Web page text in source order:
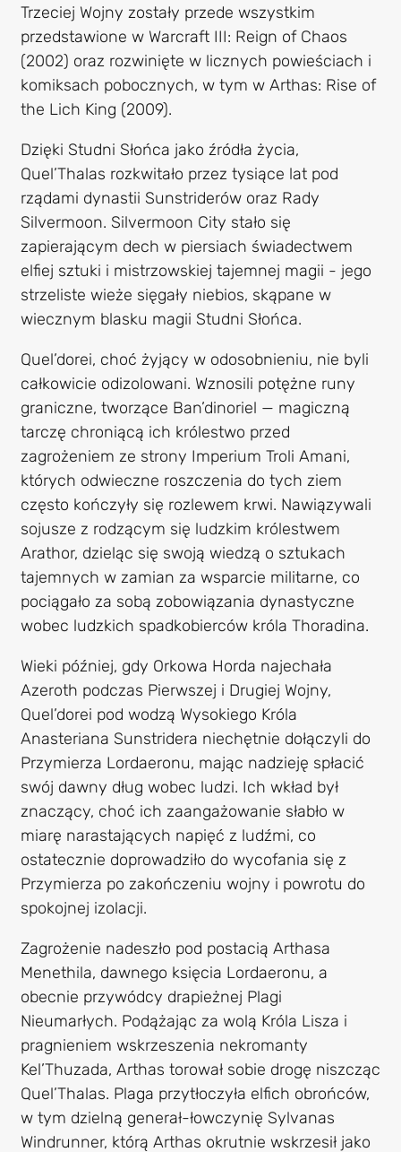
Trzeciej Wojny zostały przede wszystkim
przedstawione w Warcraft III: Reign of Chaos
(2002) oraz rozwinięte w licznych powieściach i
komiksach pobocznych, w tym w Arthas: Rise of
the Lich King (2009).
Dzięki Studni Słońca jako źródła życia,
Quel’Thalas rozkwitało przez tysiące lat pod
rządami dynastii Sunstriderów oraz Rady
Silvermoon. Silvermoon City stało się
zapierającym dech w piersiach świadectwem
elfiej sztuki i mistrzowskiej tajemnej magii - jego
strzeliste wieże sięgały niebios, skąpane w
wiecznym blasku magii Studni Słońca.
Quel’dorei, choć żyjący w odosobnieniu, nie byli
całkowicie odizolowani. Wznosili potężne runy
graniczne, tworzące Ban’dinoriel — magiczną
tarczę chroniącą ich królestwo przed
zagrożeniem ze strony Imperium Troli Amani,
których odwieczne roszczenia do tych ziem
często kończyły się rozlewem krwi. Nawiązywali
sojusze z rodzącym się ludzkim królestwem
Arathor, dzieląc się swoją wiedzą o sztukach
tajemnych w zamian za wsparcie militarne, co
pociągało za sobą zobowiązania dynastyczne
wobec ludzkich spadkobierców króla Thoradina.
Wieki później, gdy Orkowa Horda najechała
Azeroth podczas Pierwszej i Drugiej Wojny,
Quel’dorei pod wodzą Wysokiego Króla
Anasteriana Sunstridera niechętnie dołączyli do
Przymierza Lordaeronu, mając nadzieję spłacić
swój dawny dług wobec ludzi. Ich wkład był
znaczący, choć ich zaangażowanie słabło w
miarę narastających napięć z ludźmi, co
ostatecznie doprowadziło do wycofania się z
Przymierza po zakończeniu wojny i powrotu do
spokojnej izolacji.
Zagrożenie nadeszło pod postacią Arthasa
Menethila, dawnego księcia Lordaeronu, a
obecnie przywódcy drapieżnej Plagi
Nieumarłych. Podążając za wolą Króla Lisza i
pragnieniem wskrzeszenia nekromanty
Kel’Thuzada, Arthas torował sobie drogę niszcząc
Quel’Thalas. Plaga przytłoczyła elfich obrońców,
w tym dzielną generał-łowczynię Sylvanas
Windrunner, którą Arthas okrutnie wskrzesił jako